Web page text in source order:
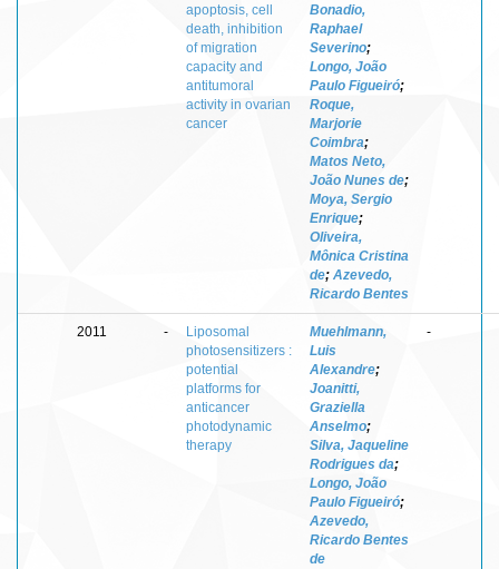
apoptosis, cell
death, inhibition
of migration
capacity and
antitumoral
activity in ovarian
cancer
Bonadio,
Raphael
Severino;
Longo, João
Paulo Figueiró;
Roque,
Marjorie
Coimbra;
Matos Neto,
João Nunes de;
Moya, Sergio
Enrique;
Oliveira,
Mônica Cristina
de; Azevedo,
Ricardo Bentes
2011 -
Liposomal
photosensitizers :
potential
platforms for
anticancer
photodynamic
therapy
Muehlmann,
Luis
Alexandre;
Joanitti,
Graziella
Anselmo;
Silva, Jaqueline
Rodrigues da;
Longo, João
Paulo Figueiró;
Azevedo,
Ricardo Bentes
de
-